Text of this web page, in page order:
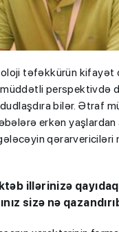
təfəkkürün kifayət
perspektivdə
bilər. Ətraf
erkən yaşlardan
qərarvericiləri
illərinizə qayıdaq.
sizə nə